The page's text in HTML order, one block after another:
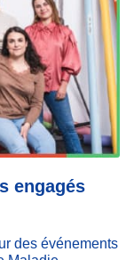
engagés
des événements